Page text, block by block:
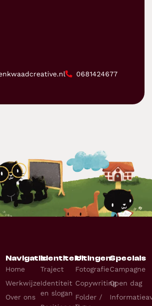
0681424677
Navigatie
Home
Werkwijze
Over ons
Identiteit
Traject
Identiteit
en slogan
Uitingen
Fotografie
Copywriting
Folder /
Specials
Campagne
Open dag